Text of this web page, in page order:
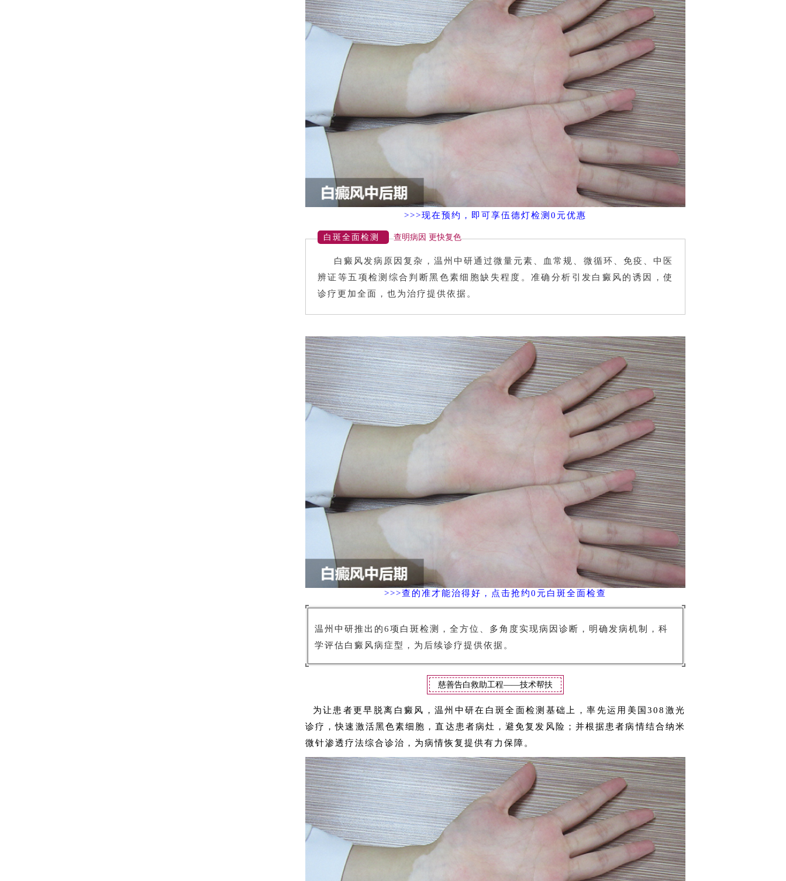
>>>现在预约，即可享伍德灯检测0元优惠
白斑全面检测 查明病因 更快复色
白癜风发病原因复杂，温州中研通过微量元素、血常规、微循环、免疫、中医
辨证等五项检测综合判断黑色素细胞缺失程度。准确分析引发白癜风的诱因，使
诊疗更加全面，也为治疗提供依据。
>>>查的准才能治得好，点击抢约0元白斑全面检查
温州中研推出的6项白斑检测，全方位、多角度实现病因诊断，明确发病机制，科
学评估白癜风病症型，为后续诊疗提供依据。
慈善告白救助工程——技术帮扶
为让患者更早脱离白癜风，温州中研在白斑全面检测基础上，率先运用美国308激光
诊疗，快速激活黑色素细胞，直达患者病灶，避免复发风险；并根据患者病情结合纳米
微针渗透疗法综合诊治，为病情恢复提供有力保障。